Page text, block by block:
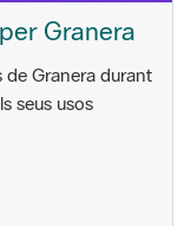
Granera
de Granera durant
seus usos